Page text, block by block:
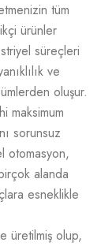
tüm
ürünler
süreçleri
ve
oluşur.
maksimum
sorunsuz
otomasyon,
alanda
esneklikle
üretilmiş olup,